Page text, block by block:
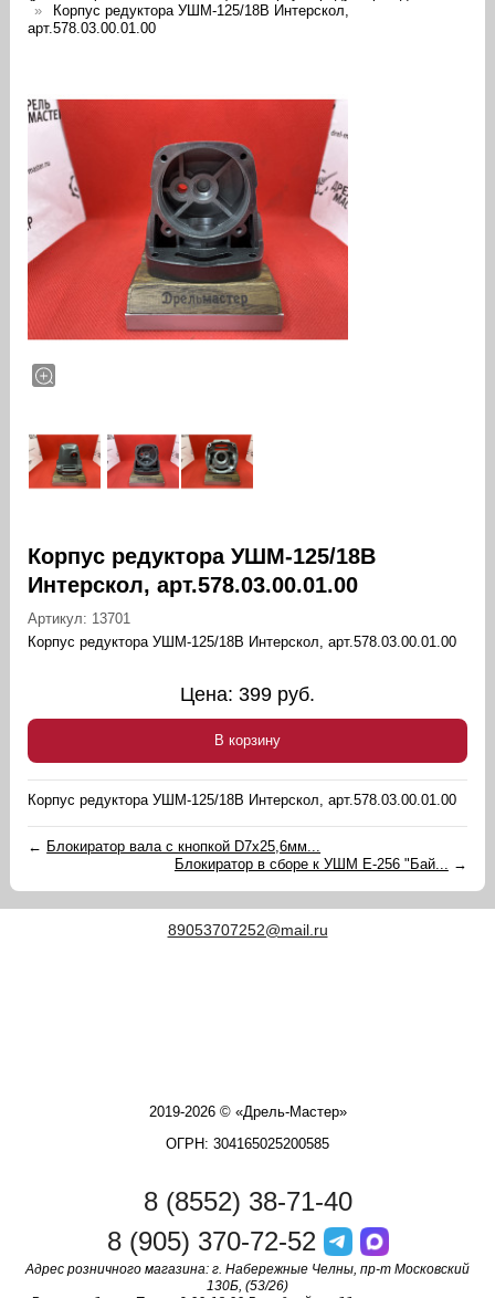
Корпус редуктора УШМ-125/18В Интерскол,
арт.578.03.00.01.00
Корпус редуктора УШМ-125/18В
Интерскол, арт.578.03.00.01.00
Артикул: 13701
Корпус редуктора УШМ-125/18В Интерскол, арт.578.03.00.01.00
Цена: 399 руб.
В корзину
Корпус редуктора УШМ-125/18В Интерскол, арт.578.03.00.01.00
← Блокиратор вала с кнопкой D7x25,6мм...
Блокиратор в сборе к УШМ Е-256 "Бай... →
89053707252@mail.ru
2019-2026 © «Дрель-Мастер»
ОГРН: 304165025200585
8 (8552) 38-71-40
8 (905) 370-72-52
Адрес розничного магазина: г. Набережные Челны, пр-т Московский
130Б, (53/26)